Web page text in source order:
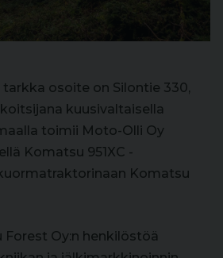
osoite on Silontie 330,
kuusivaltaisella
toimii Moto-Olli Oy
Komatsu 951XC -
Komatsu
Oy:n henkilöstöä